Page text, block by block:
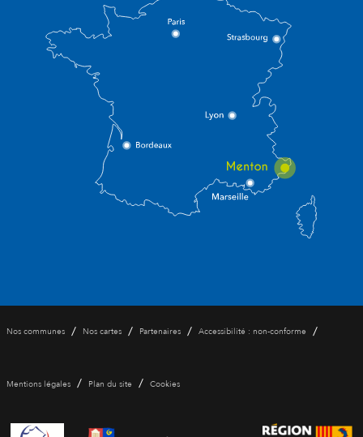
Nos communes / Nos cartes / Partenaires / Accessibilité : non-conforme /
Mentions légales / Plan du site / Cookies